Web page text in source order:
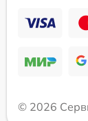
© 2026